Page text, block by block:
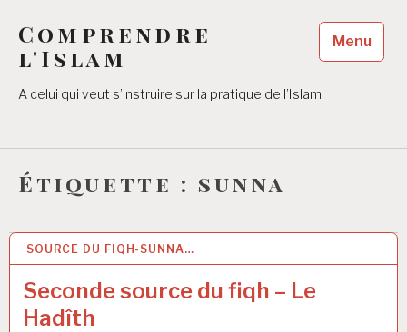
contenu
principal
Comprendre
l'Islam
A celui qui veut s’instruire sur la pratique de l’Islam.
Menu
Étiquette : sunna
SOURCE DU FIQH-SUNNA…
Seconde source du fiqh – Le
Hadîth
5 JUIL 2017